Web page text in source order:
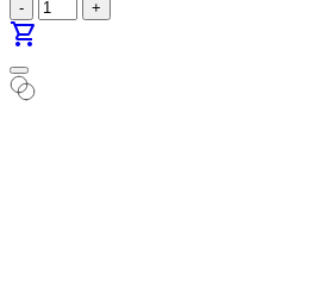
-
+
shopping_cart